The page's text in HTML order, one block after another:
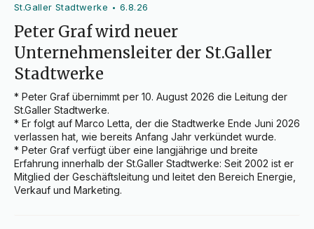
St.Galler Stadtwerke • 6.8.26
Peter Graf wird neuer
Unternehmensleiter der St.Galler
Stadtwerke
* Peter Graf übernimmt per 10. August 2026 die Leitung der
St.Galler Stadtwerke.
* Er folgt auf Marco Letta, der die Stadtwerke Ende Juni 2026
verlassen hat, wie bereits Anfang Jahr verkündet wurde.
* Peter Graf verfügt über eine langjährige und breite
Erfahrung innerhalb der St.Galler Stadtwerke: Seit 2002 ist er
Mitglied der Geschäftsleitung und leitet den Bereich Energie,
Verkauf und Marketing.